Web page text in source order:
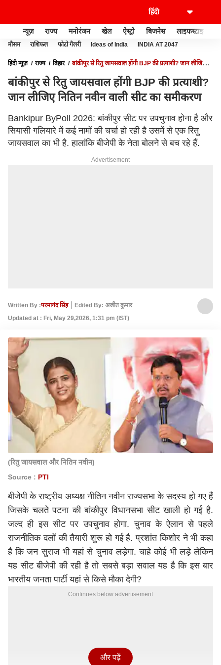
न्यूज़ राज्य मनोरंजन खेल ऐस्ट्रो बिजनेस लाइफस्टाइल
मौसम राशिफल फोटो गैलरी Ideas of India INDIA AT 2047
हिंदी न्यूज़ राज्य बिहार
बांकीपुर से रितु जायसवाल होंगी BJP की प्रत्याशी? जान लीजिए
बांकीपुर से रितु जायसवाल होंगी BJP की प्रत्याशी?
जान लीजिए नितिन नवीन वाली सीट का समीकरण
Bankipur ByPoll 2026: बांकीपुर सीट पर उपचुनाव होना है और
सियासी गलियारे में कई नामों की चर्चा हो रही है उसमें से एक रितु
जायसवाल का भी है. हालांकि बीजेपी के नेता बोलने से बच रहे हैं.
Advertisement
Written By :परमानंद सिंह
Edited By: अजीत कुमार
Updated at : Fri, May 29,2026, 1:31 pm (IST)
(रितु जायसवाल और नितिन नवीन)
Source : PTI
बीजेपी के राष्ट्रीय अध्यक्ष नीतिन नवीन राज्यसभा के सदस्य हो गए हैं
जिसके चलते पटना की बांकीपुर विधानसभा सीट खाली हो गई है.
जल्द ही इस सीट पर उपचुनाव होगा. चुनाव के ऐलान से पहले
राजनीतिक दलों की तैयारी शुरू हो गई है. प्रशांत किशोर ने भी कहा
है कि जन सुराज भी यहां से चुनाव लड़ेगा. चाहे कोई भी लड़े लेकिन
यह सीट बीजेपी की रही है तो सबसे बड़ा सवाल यह है कि इस बार
भारतीय जनता पार्टी यहां से किसे मौका देगी?
Continues below advertisement
और पढ़ें